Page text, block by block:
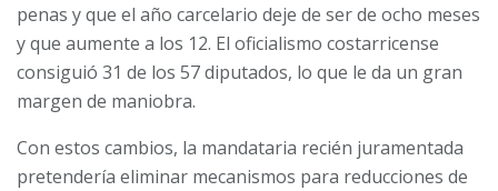
penas y que el año carcelario deje de ser de ocho meses
y que aumente a los 12. El oficialismo costarricense
consiguió 31 de los 57 diputados, lo que le da un gran
margen de maniobra.
Con estos cambios, la mandataria recién juramentada
pretendería eliminar mecanismos para reducciones de